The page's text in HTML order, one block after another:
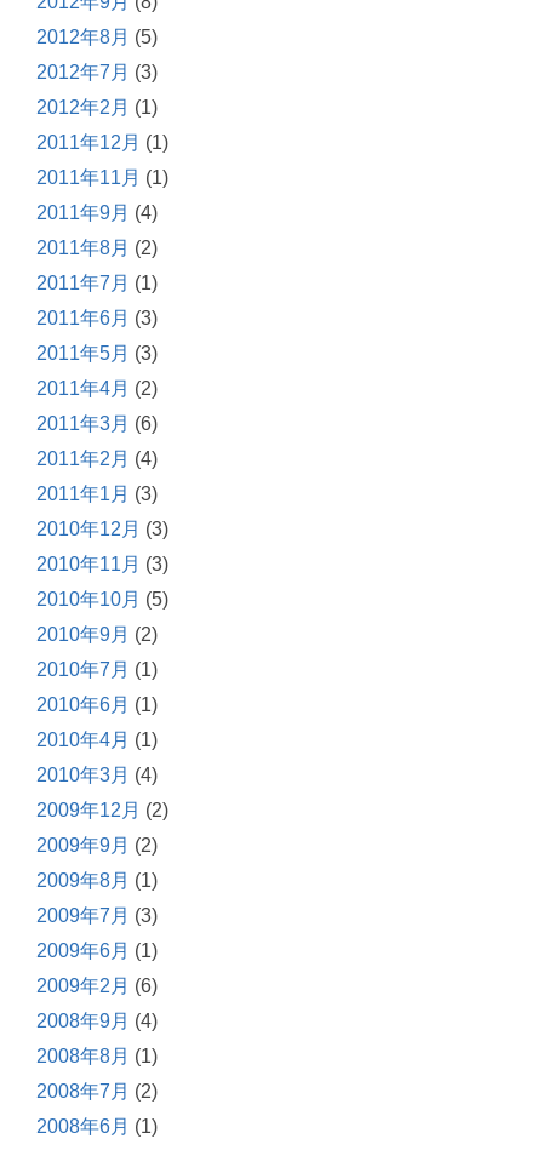
2012年8月 (5)
2012年7月 (3)
2012年2月 (1)
2011年12月 (1)
2011年11月 (1)
2011年9月 (4)
2011年8月 (2)
2011年7月 (1)
2011年6月 (3)
2011年5月 (3)
2011年4月 (2)
2011年3月 (6)
2011年2月 (4)
2011年1月 (3)
2010年12月 (3)
2010年11月 (3)
2010年10月 (5)
2010年9月 (2)
2010年7月 (1)
2010年6月 (1)
2010年4月 (1)
2010年3月 (4)
2009年12月 (2)
2009年9月 (2)
2009年8月 (1)
2009年7月 (3)
2009年6月 (1)
2009年2月 (6)
2008年9月 (4)
2008年8月 (1)
2008年7月 (2)
2008年6月 (1)